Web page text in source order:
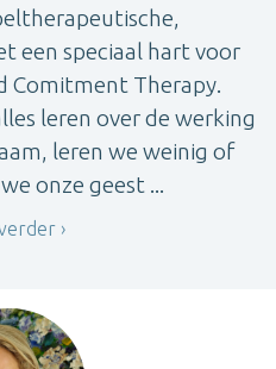
een speciaal hart voor
Comitment Therapy.
leren over de werking
leren we weinig of
onze geest ...
verder